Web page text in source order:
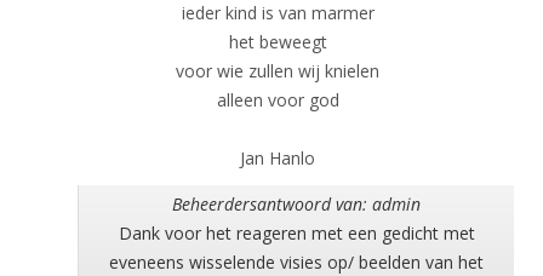
ieder kind is van marmer
het beweegt
voor wie zullen wij knielen
alleen voor god
Jan Hanlo
Beheerdersantwoord van: admin
Dank voor het reageren met een gedicht met
eveneens wisselende visies op/ beelden van het